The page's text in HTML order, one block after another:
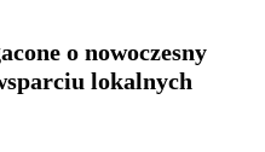
o nowoczesny
lokalnych